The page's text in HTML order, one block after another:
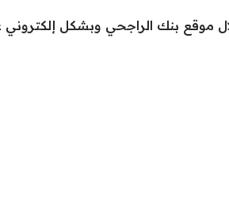
موقع بنك الراجحي وبشكل إلكتروني